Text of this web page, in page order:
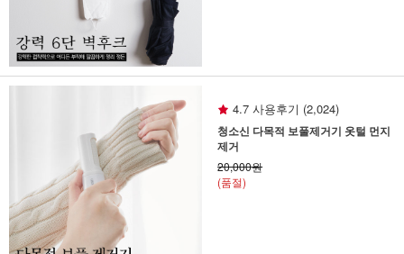
4.7 사용후기 (2,024)
청소신 다목적 보풀제거기 옷털 먼지
제거
20,000원
(품절)